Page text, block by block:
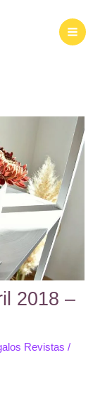
2018 –
Revistas /